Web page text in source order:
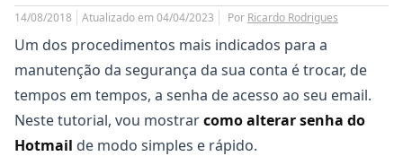
14/08/2018 Atualizado em 04/04/2023 Por Ricardo Rodrigues
Um dos procedimentos mais indicados para a
manutenção da segurança da sua conta é trocar, de
tempos em tempos, a senha de acesso ao seu email.
Neste tutorial, vou mostrarcomo alterar senha do
Hotmail de modo simples e rápido.